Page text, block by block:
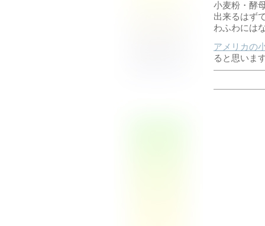
小麦粉・酵
出来るはず
わふわには
アメリカの
ると思いま